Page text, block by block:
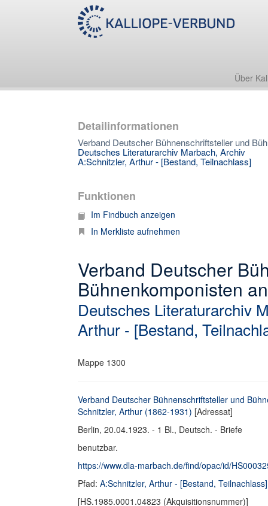
Über
Detailinformationen
Verband Deutscher Bühnenschriftsteller und
Deutsches Literaturarchiv Marbach, Archiv
A:Schnitzler, Arthur - [Bestand, Teilnachlass]
Funktionen
Im Findbuch anzeigen
In Merkliste aufnehmen
Verband Deutscher
Bühnenkomponisten
Deutsches Literaturarchiv
Arthur - [Bestand,
Mappe 1300
Verband Deutscher Bühnenschriftsteller und
Schnitzler, Arthur (1862-1931) [Adressat]
Berlin, 20.04.1923. - 1 Bl., Deutsch. - Briefe
benutzbar.
https://www.dla-marbach.de/find/opac/id/
Pfad: A:Schnitzler, Arthur - [Bestand, Teilnachlass]
[HS.1985.0001.04823 (Akquisitionsnummer)]